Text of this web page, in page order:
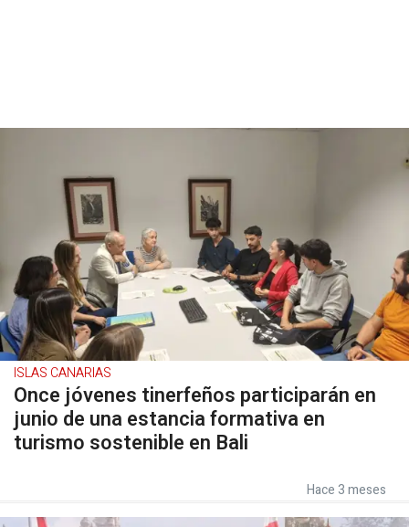
ISLAS CANARIAS
Once jóvenes tinerfeños participarán en
junio de una estancia formativa en
turismo sostenible en Bali
Hace 3 meses